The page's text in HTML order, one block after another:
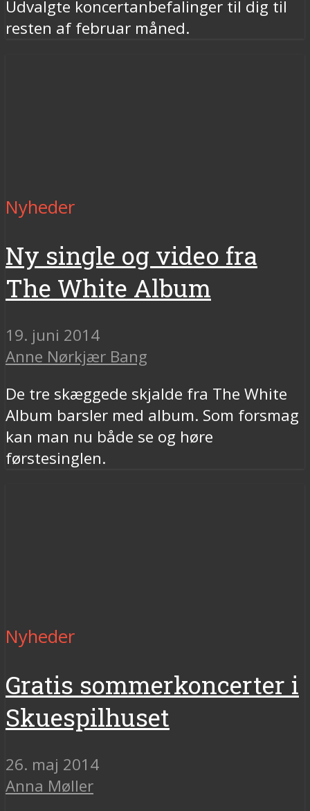
Udvalgte koncertanbefalinger til dig til
resten af februar måned.
Nyheder
Ny single og video fra
The White Album
19. juni 2014
Anne Nørkjær Bang
De tre skæggede skjalde fra The White
Album barsler med album. Som forsmag
kan man nu både se og høre
førstesinglen.
Nyheder
Gratis sommerkoncerter i
Skuespilhuset
26. maj 2014
Anna Møller